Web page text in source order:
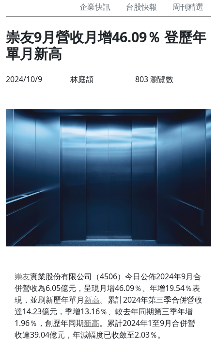
企業快訊
台股快報 周刊精選
崇友9月營收月增46.09％ 登歷年
單月新高
2024/10/9 林庭頡 803 瀏覽數
崇友實業股份有限公司（4506）今日公佈2024年9月合
併營收為6.05億元，呈現月增46.09％、年增19.54％表
現，並刷新歷年單月新高。累計2024年第三季合併營收
達14.23億元，季增13.16％、較去年同期第三季年增
1.96％，創歷年同期新高。累計2024年1至9月合併營
收達39.04億元，年減幅度已收斂至2.03％。